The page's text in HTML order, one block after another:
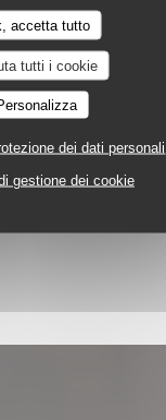
accetta tutto
tutti i cookie
dei dati personali
gestione dei cookie
confiance.
accueillir au
nos
À très